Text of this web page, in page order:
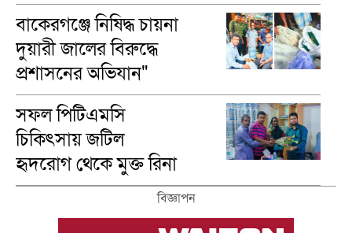
বাকেরগঞ্জে নিষিদ্ধ চায়না
দুয়ারী জালের বিরুদ্ধে
প্রশাসনের অভিযান"
সফল পিটিএমসি
চিকিৎসায় জটিল
হৃদরোগ থেকে মুক্ত রিনা
রানী
বিজ্ঞাপন